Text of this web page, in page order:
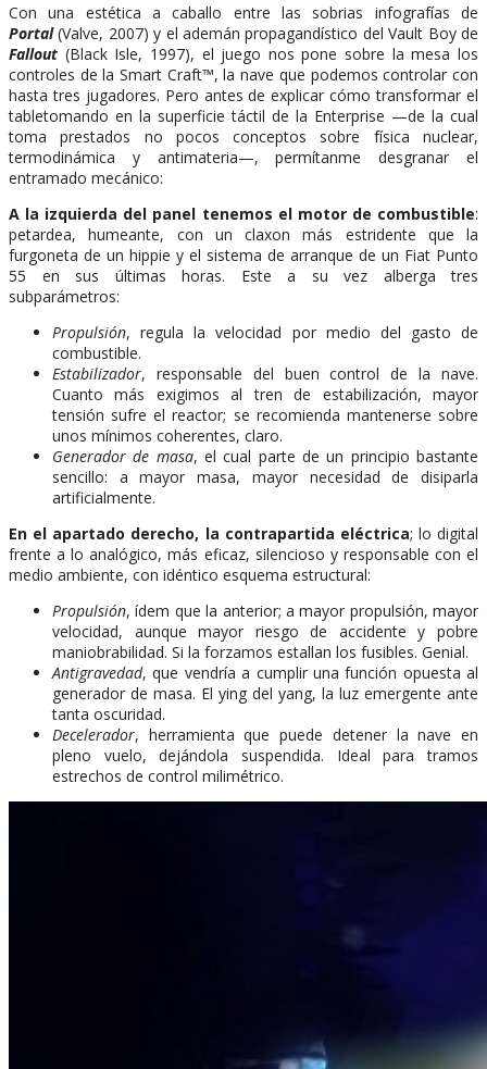
Con una estética a caballo entre las sobrias infografías de
Portal(Valve, 2007) y el ademán propagandístico del Vault Boy de
Fallout (Black Isle, 1997), el juego nos pone sobre la mesa los
controles de la Smart Craft™, la nave que podemos controlar con
hasta tres jugadores. Pero antes de explicar cómo transformar el
tabletomando en la superficie táctil de la Enterprise —de la cual
toma prestados no pocos conceptos sobre física nuclear,
termodinámica y antimateria—, permítanme desgranar el
entramado mecánico:
A la izquierda del panel tenemos el motor de combustible:
petardea, humeante, con un claxon más estridente que la
furgoneta de un hippie y el sistema de arranque de un Fiat Punto
55 en sus últimas horas. Este a su vez alberga tres
subparámetros:
Propulsión, regula la velocidad por medio del gasto de
combustible.
Estabilizador, responsable del buen control de la nave.
Cuanto más exigimos al tren de estabilización, mayor
tensión sufre el reactor; se recomienda mantenerse sobre
unos mínimos coherentes, claro.
Generador de masa, el cual parte de un principio bastante
sencillo: a mayor masa, mayor necesidad de disiparla
artificialmente.
En el apartado derecho, la contrapartida eléctrica; lo digital
frente a lo analógico, más eficaz, silencioso y responsable con el
medio ambiente, con idéntico esquema estructural:
Propulsión, ídem que la anterior; a mayor propulsión, mayor
velocidad, aunque mayor riesgo de accidente y pobre
maniobrabilidad. Si la forzamos estallan los fusibles. Genial.
Antigravedad, que vendría a cumplir una función opuesta al
generador de masa. El ying del yang, la luz emergente ante
tanta oscuridad.
Decelerador, herramienta que puede detener la nave en
pleno vuelo, dejándola suspendida. Ideal para tramos
estrechos de control milimétrico.